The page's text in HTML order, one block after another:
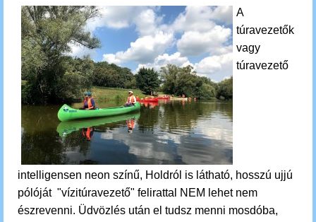
A
túravezetők
vagy
túravezető
intelligensen neon színű, Holdról is látható, hosszú ujjú
pólóját "vízitúravezető" felirattal NEM lehet nem
észrevenni. Üdvözlés után el tudsz menni mosdóba,